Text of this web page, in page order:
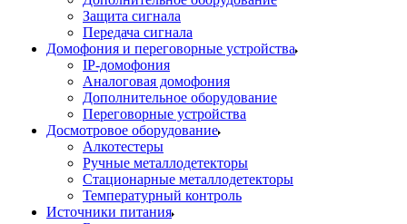
Защита сигнала
Передача сигнала
Домофония и переговорные устройства
IP-домофония
Аналоговая домофония
Дополнительное оборудование
Переговорные устройства
Досмотровое оборудование
Алкотестеры
Ручные металлодетекторы
Стационарные металлодетекторы
Температурный контроль
Источники питания